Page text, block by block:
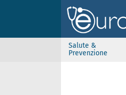
Salute &
Prevenzione